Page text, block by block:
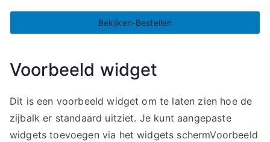
Bekijken-Bestellen
Voorbeeld widget
Dit is een voorbeeld widget om te laten zien hoe de
zijbalk er standaard uitziet. Je kunt aangepaste
widgets toevoegen via het widgets schermVoorbeeld